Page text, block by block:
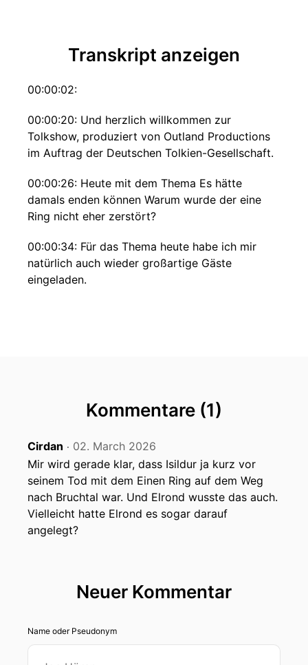
Transkript anzeigen
00:00:02:
00:00:20: Und herzlich willkommen zur
Tolkshow, produziert von Outland Productions
im Auftrag der Deutschen Tolkien-Gesellschaft.
00:00:26: Heute mit dem Thema Es hätte
damals enden können Warum wurde der eine
Ring nicht eher zerstört?
00:00:34: Für das Thema heute habe ich mir
natürlich auch wieder großartige Gäste
eingeladen.
Pauschal Reise nach Mittelerde, und du warst
lange Jahre Leiter des Tolkien-Stammtischs
Hannover.
00:01:00: Willkommen und danke dass du da
bist!
Eigene in einigen anderen Formaten bist
begnadeter Tolkien Quiz-Autor.
Kommentare (1)
Cirdan ‧ 02. March 2026
Mir wird gerade klar, dass Isildur ja kurz vor
seinem Tod mit dem Einen Ring auf dem Weg
nach Bruchtal war. Und Elrond wusste das auch.
Vielleicht hatte Elrond es sogar darauf
angelegt?
Neuer Kommentar
Name oder Pseudonym